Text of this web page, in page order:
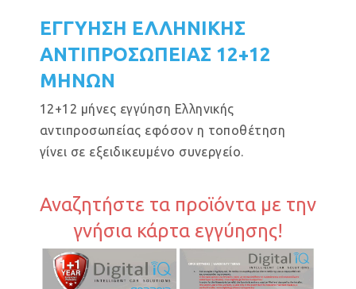
ΕΓΓΥΗΣΗ ΕΛΛΗΝΙΚΗΣ
ΑΝΤΙΠΡΟΣΩΠΕΙΑΣ 12+12
ΜΗΝΩΝ
12+12 μήνες εγγύηση Ελληνικής
αντιπροσωπείας εφόσον η τοποθέτηση
γίνει σε εξειδικευμένο συνεργείο.
Αναζητήστε τα προϊόντα με την
γνήσια κάρτα εγγύησης!